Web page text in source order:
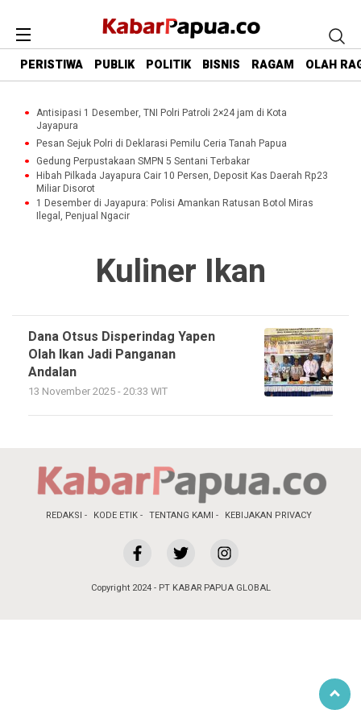
PERISTIWA PUBLIK POLITIK BISNIS RAGAM OLAH
Antisipasi 1 Desember, TNI Polri Patroli 2×24 jam di Kota
Jayapura
Pesan Sejuk Polri di Deklarasi Pemilu Ceria Tanah Papua
Gedung Perpustakaan SMPN 5 Sentani Terbakar
Hibah Pilkada Jayapura Cair 10 Persen, Deposit Kas Daerah Rp23
Miliar Disorot
1 Desember di Jayapura: Polisi Amankan Ratusan Botol Miras
Ilegal, Penjual Ngacir
Kuliner Ikan
Dana Otsus Disperindag Yapen
Olah Ikan Jadi Panganan
Andalan
13 November 2025 - 20:33 WIT
REDAKSI KODE ETIK TENTANG KAMI KEBIJAKAN PRIVACY
Copyright 2024 - PT KABAR PAPUA GLOBAL